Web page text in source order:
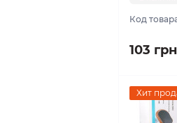
Код
103 грн
Хит